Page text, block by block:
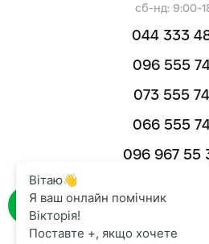
сб-нд: 9:00-
044 333
096 555
073 555
066 555
096 967 55
Зворотний